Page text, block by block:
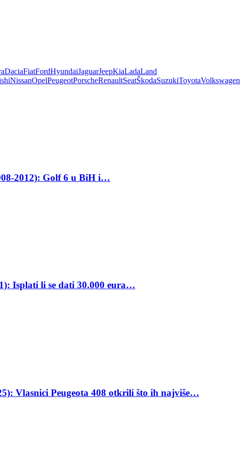
DaciaFiatFordHyundaiJaguarJeepKiaLadaLand
NissanOpelPeugeotPorscheRenaultSeatŠkodaSuzukiToyotaVolkswagen
2012): Golf 6 u BiH i…
Isplati li se dati 30.000 eura…
Vlasnici Peugeota 408 otkrili što ih najviše…